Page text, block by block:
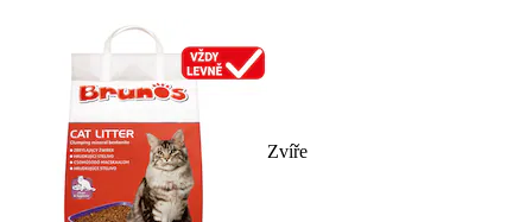
Zvíře